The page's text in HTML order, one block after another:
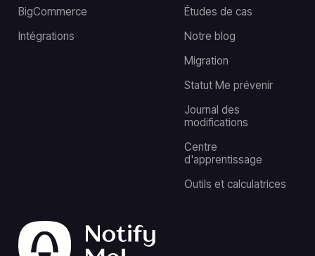
Études de cas
Notre blog
Migration
Statut Me prévenir
Journal des
modifications
Centre
d'apprentissage
Outils et calculatrices
BigCommerce
Intégrations